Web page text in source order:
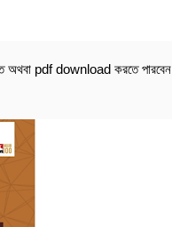
অথবা pdf download করতে পারবেন